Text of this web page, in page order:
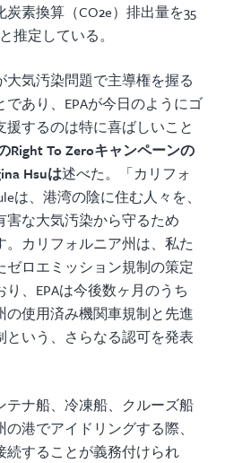
素換算（CO2e）排出量を35
推定している。
大気汚染問題で主導権を握る
あり、EPAが今日のようにゴ
するのは特に喜ばしいこと
Right To Zeroキャンペーンの
Hsuは述べた。「カリフォ
は、港湾の陰に住む人々を、
害な大気汚染から守るため
カリフォルニア州は、私た
ゼロエミッション規制の策定
、EPAは今後数ヶ月のうち
の使用済み機関車規制と先進
という、さらなる認可を発表
テナ船、冷凍船、クルーズ船
港でアイドリングする際、
続することが義務付けられ